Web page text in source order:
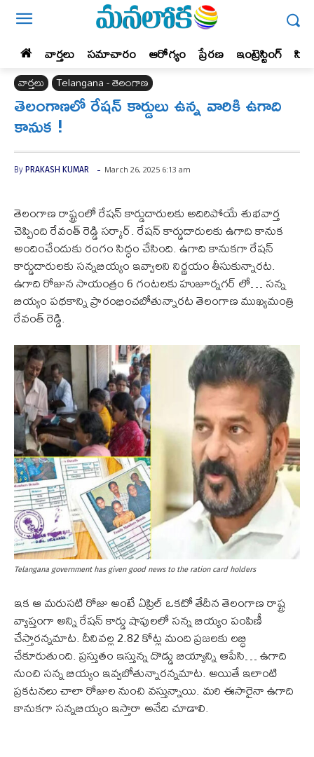
వార్తలు సమాచారం ఆరోగ్యం ప్రేర‌ణ‌ ఇంట్రెస్టింగ్‌
వార్తలు Telangana - తెలంగాణ
తెలంగాణలో రేషన్ కార్డులు ఉన్న వారికి ఉగాది
కానుక !
By PRAKASH KUMAR - March 26, 2025 6:13 am
తెలంగాణ రాష్ట్రంలో రేషన్ కార్డుదారులకు అదిరిపోయే శుభవార్త
చెప్పింది రేవంత్ రెడ్డి సర్కార్. రేషన్ కార్డుదారులకు ఉగాది కానుక
అందించేందుకు రంగం సిద్ధం చేసింది. ఉగాది కానుకగా రేషన్
కార్డుదారులకు సన్నబియ్యం ఇవ్వాలని నిర్ణయం తీసుకున్నారట.
ఉగాది రోజున సాయంత్రం 6 గంటలకు హుజూర్నగర్ లో… సన్న
బియ్యం పథకాన్ని ప్రారంభించబోతున్నారట తెలంగాణ ముఖ్యమంత్రి
రేవంత్ రెడ్డి.
Telangana government has given good news to the ration card holders
ఇక ఆ మరుసటి రోజు అంటే ఏప్రిల్ ఒకటో తేదీన తెలంగాణ రాష్ట్ర
వ్యాప్తంగా అన్ని రేషన్ కార్డు షాపులలో సన్న బియ్యం పంపిణీ
చేస్తారన్నమాట. దీనివల్ల 2.82 కోట్ల మంది ప్రజలకు లబ్ధి
చేకూరుతుంది. ప్రస్తుతం ఇస్తున్న దొడ్డు బియ్యాన్ని ఆపేసి… ఉగాది
నుంచి సన్న బియ్యం ఇవ్వబోతున్నారన్నమాట. అయితే ఇలాంటి
ప్రకటనలు చాలా రోజుల నుంచి వస్తున్నాయి. మరి ఈసారైనా ఉగాది
కానుకగా సన్నబియ్యం ఇస్తారా అనేది చూడాలి.